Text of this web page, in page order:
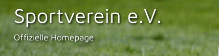
Sportverein e.V.
Offizielle Homepage